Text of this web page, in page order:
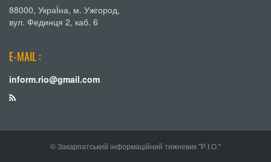
88000, УкраЇна, м. Ужгород,
вул. Фединця 2, каб. 6
E-MAIL :
inform.rio@gmail.com
© Закарпатський інформаційний тижневик "Р.І.О."